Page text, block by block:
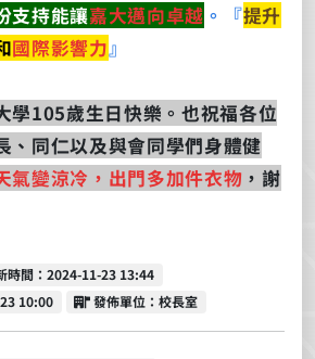
支持能讓嘉大邁向卓越 。『提升
國際影響力』
學105歲生日快樂。也祝福各位
、同仁以及與會同學們身體健
氣變涼冷，出門多加件衣物 ，謝
時間
時間：2024-11-23 13:44
10:00 發佈單位
發佈單位：校長室